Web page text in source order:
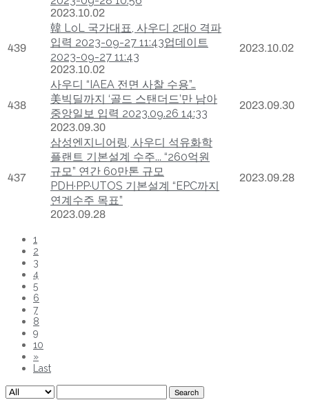
2023.10.02
439
韓 LoL 국가대표, 사우디 2대0 격파
입력 2023-09-27 11:43업데이트
2023-09-27 11:43
2023.10.02
2023.10.02
438
사우디 “IAEA 전면 사찰 수용”…
美빅딜까지 ‘골드 스탠더드’만 남아
중앙일보 입력 2023.09.26 14:33
2023.09.30
2023.09.30
437
삼성엔지니어링, 사우디 석유화학
플랜트 기본설계 수주... “260억원
규모” 연간 60만톤 규모
PDH·PP·UTOS 기본설계 “EPC까지
연계수주 목표”
2023.09.28
2023.09.28
1
2
3
4
5
6
7
8
9
10
»
Last
Search